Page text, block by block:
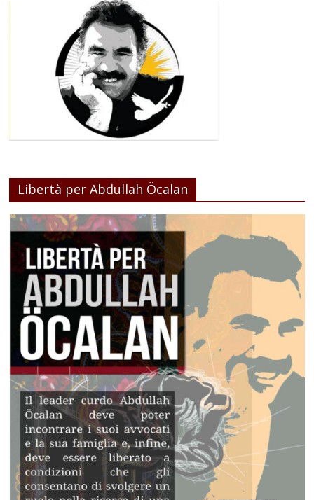
Libertà per Abdullah Öcalan